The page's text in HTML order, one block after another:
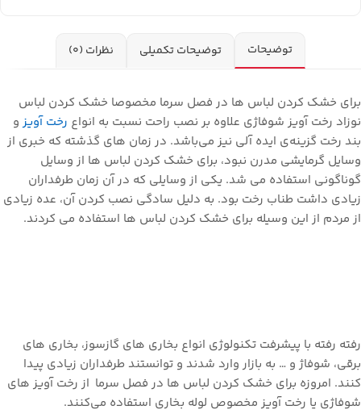
توضیحات توضیحات تکمیلی نظرات (0)
برای خشک کردن لباس ها در فصل سرما مخصوصا خشک کردن لباس
نوزاد رخت آویز شوفاژی علاوه بر نصب راحت نسبت به انواع رخت آویزو
بند رخت گزینه‌ی ایده آلی نیز می‌باشد. در زمان های گذشته که خبری از
وسایل گرمایشی مدرن نبود، برای خشک کردن لباس ها از وسایل
گوناگونی استفاده می شد. یکی از وسایلی که در آن زمان طرفداران
زیادی داشت طناب رخت بود. به دلیل سادگی نصب کردن آن، عده زیادی
از مردم از این وسیله برای خشک کردن لباس ها استفاده می کردند.
رفته رفته با پیشرفت تکنولوژی انواع بخاری های گازسوز، بخاری های
برقی، شوفاژ و … به بازار وارد شدند و توانستند طرفداران زیادی پیدا
کنند. امروزه برای خشک کردن لباس ها در فصل سرما از رخت آویز های
شوفاژی یا رخت آویز مخصوص لوله بخاری استفاده می‌کنند.